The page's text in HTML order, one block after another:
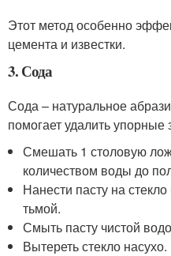
Этот метод особенно
цемента и известки.
3. Сода
Сода – натуральное
помогает удалить упорные
Смешать 1 столовую
количеством воды до
Нанести пасту на
тьмой.
Смыть пасту чистой
Вытереть стекло насухо.